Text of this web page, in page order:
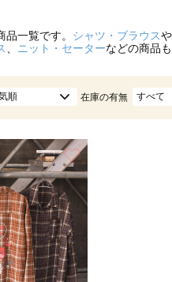
品一覧です。 シャツ・ブラウスや
ニット・セーターなどの商品も
順 在庫の有無 すべて
お気に入り